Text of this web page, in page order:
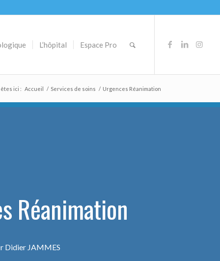
L’hôpital Espace Pro
ici : Accueil / Services de soins / Urgences Réanimation
Réanimation
Didier JAMMES